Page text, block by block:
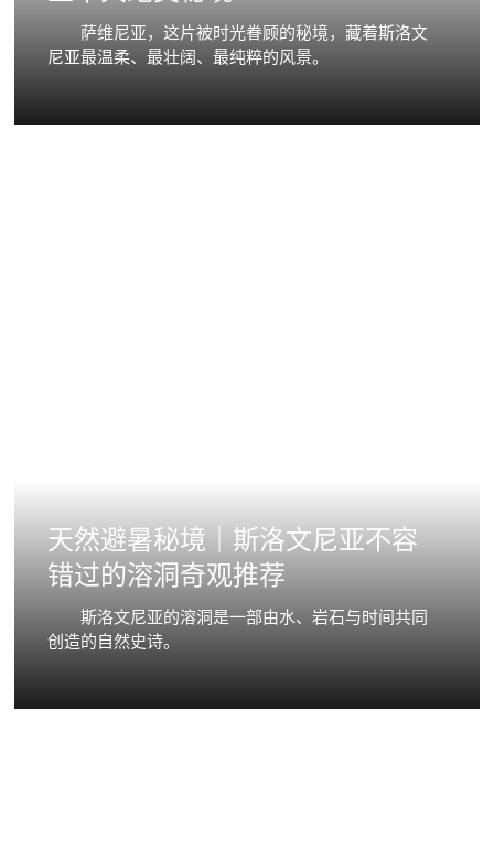
萨维尼亚，这片被时光眷顾的秘境，藏着斯洛文
尼亚最温柔、最壮阔、最纯粹的风景。
天然避暑秘境｜斯洛文尼亚不容
错过的溶洞奇观推荐
斯洛文尼亚的溶洞是一部由水、岩石与时间共同
创造的自然史诗。